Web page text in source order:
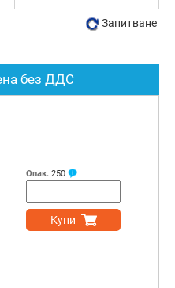
без ДДС
Опак. 250
Купи
Запитване